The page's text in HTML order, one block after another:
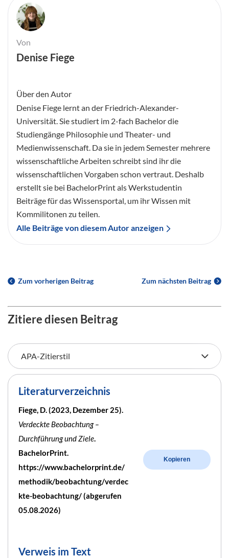
Von
Denise Fiege
Über den Autor
Denise Fiege lernt an der Friedrich-Alexander-
Universität. Sie studiert im 2-fach Bachelor die
Studiengänge Philosophie und Theater- und
Medienwissenschaft. Da sie in jedem Semester mehrere
wissenschaftliche Arbeiten schreibt sind ihr die
wissenschaftlichen Vorgaben schon vertraut. Deshalb
erstellt sie bei BachelorPrint als Werkstudentin
Beiträge für das Wissensportal, um ihr Wissen mit
Kommilitonen zu teilen.
Alle Beiträge von diesem Autor anzeigen
Zum vorherigen Beitrag Zum nächsten Beitrag
Zitiere diesen Beitrag
Literaturverzeichnis
Fiege, D. (2023, Dezember 25).
Verdeckte Beobachtung –
Durchführung und Ziele.
BachelorPrint.
https://www.bachelorprint.de/
methodik/beobachtung/verdec
kte-beobachtung/ (abgerufen
05.08.2026)
Kopieren
Verweis im Text